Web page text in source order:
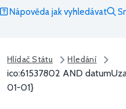
Nápověda jak vyhledávat
Hlídač Státu Hledání
ico:61537802 AND
01-01}